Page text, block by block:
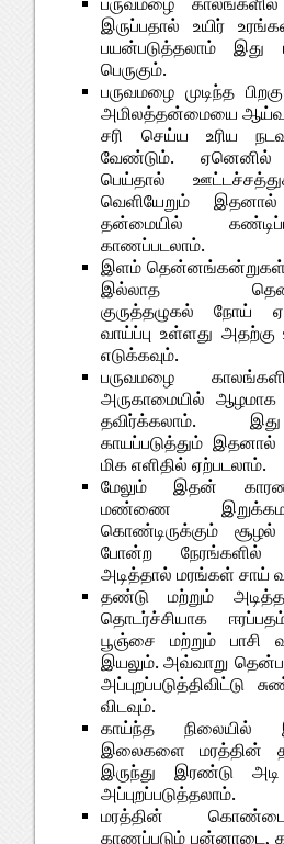
இருப்பதால் உயிர்
பயன்படுத்தலாம்
பெருகும்.
பருவமழை முடிந்த
அமிலத்தன்மையை
சரி செய்ய உரிய
வேண்டும்.
பெய்தால்
வெளியேறும்
தன்மையில்
காணப்படலாம்.
இளம் தென்னங்கன்றுகள்
இல்லாத
குருத்தழுகல் நோய்
வாய்ப்பு உள்ளது அதற்கு
எடுக்கவும்.
பருவமழை
அருகாமையில்
தவிர்க்கலாம்.
காயப்படுத்தும்
மிக எளிதில் ஏற்படலாம்.
மேலும் இதன்
மண்ணை
கொண்டிருக்கும் சூழல்
போன்ற நேரங்களில்
அடித்தால் மரங்கள் சாய்
தண்டு மற்றும்
தொடர்ச்சியாக
பூஞ்சை மற்றும்
இயலும். அவ்வாறு
அப்புறப்படுத்திவிட்டு
விடவும்.
காய்ந்த நிலையில்
இலைகளை மரத்தின்
இருந்து இரண்டு
அப்புறப்படுத்தலாம்.
மரத்தின்
காணப்படும் பன்னாடை,